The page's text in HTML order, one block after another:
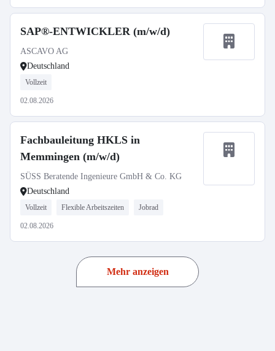
SAP®-ENTWICKLER (m/w/d)
ASCAVO AG
Deutschland
Vollzeit
02.08.2026
Fachbauleitung HKLS in
Memmingen (m/w/d)
SÜSS Beratende Ingenieure GmbH & Co. KG
Deutschland
Vollzeit Flexible Arbeitszeiten Jobrad
02.08.2026
Mehr anzeigen